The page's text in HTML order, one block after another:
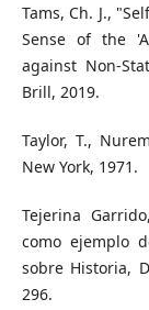
Tams, Ch. J.,
Sense of the
against Non-
Brill, 2019.
Taylor, T.,
New York, 1971.
Tejerina
como ejemplo
sobre Historia,
296.